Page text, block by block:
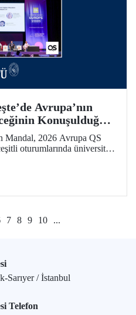
Avrupa’nın
Konuşulduğu
Mandal, 2026 Avrupa QS
oturumlarında üniversite
7 8 9 10 ...
Sarıyer / İstanbul
Telefon